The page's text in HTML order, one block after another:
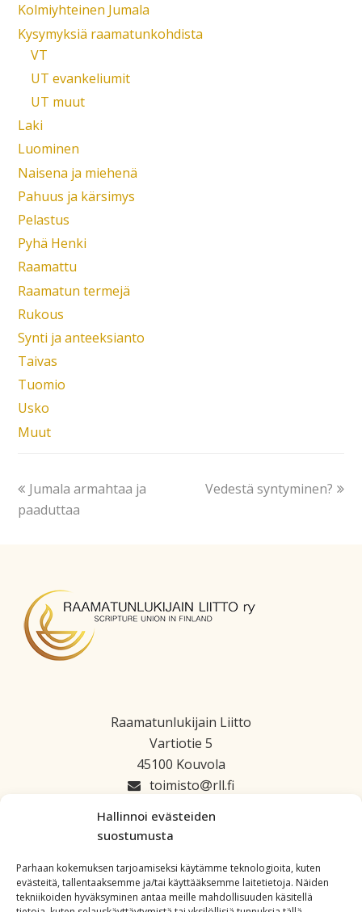
Hallinnoi evästeiden
suostumusta
Parhaan kokemuksen tarjoamiseksi käytämme teknologioita, kuten
evästeitä, tallentaaksemme ja/tai käyttääksemme laitetietoja. Näiden
tekniikoiden hyväksyminen antaa meille mahdollisuuden käsitellä
Kolmiyhteinen Jumala
Kysymyksiä raamatunkohdista
VT
UT evankeliumit
UT muut
Laki
Luominen
Naisena ja miehenä
Pahuus ja kärsimys
Pelastus
Pyhä Henki
Raamattu
Raamatun termejä
Rukous
Synti ja anteeksianto
Taivas
Tuomio
Usko
Muut
Jumala armahtaa ja
paaduttaa
Vedestä syntyminen?
Raamatunlukijain Liitto
Vartiotie 5
45100 Kouvola
toimisto
rll.fi